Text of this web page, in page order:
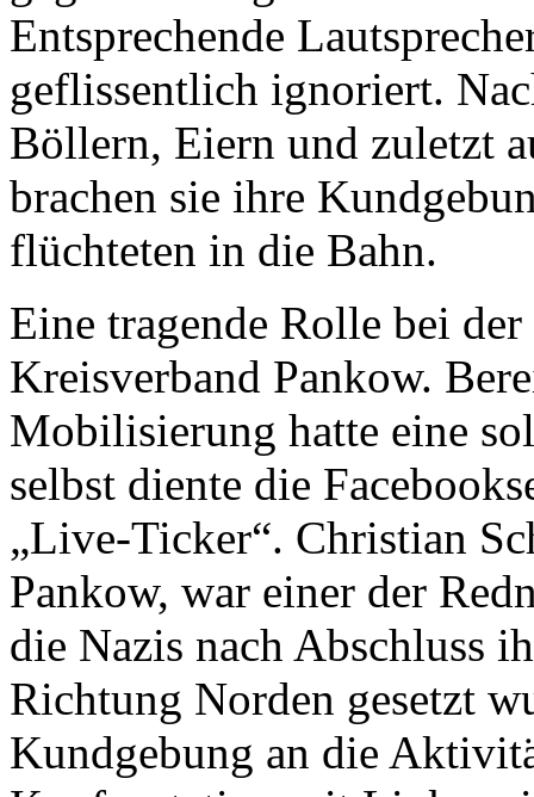
Entsprechende
geflissentlich ignoriert.
Böllern, Eiern und zuletzt
brachen sie ihre
flüchteten in die Bahn.
Eine tragende Rolle bei
Kreisverband Pankow.
Mobilisierung hatte eine
selbst diente die
„Live-Ticker“. Christian
Pankow, war einer der
die Nazis nach Abschluss
Richtung Norden gesetzt
Kundgebung an die